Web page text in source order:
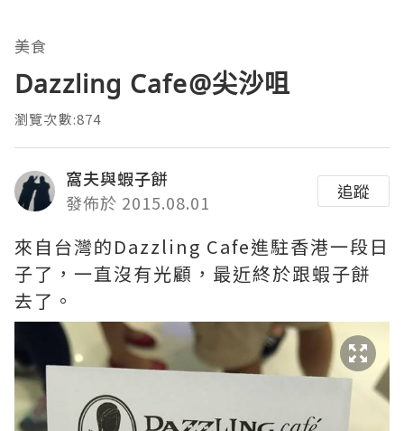
美食
Dazzling Cafe@尖沙咀
瀏覽次數:874
窩夫與蝦子餅
發佈於 2015.08.01
追蹤
來自台灣的Dazzling Cafe進駐香港一段日
子了，一直沒有光顧，最近終於跟蝦子餅
去了。